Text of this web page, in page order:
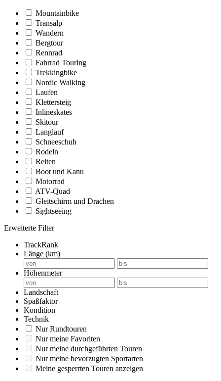
Mountainbike
Transalp
Wandern
Bergtour
Rennrad
Fahrrad Touring
Trekkingbike
Nordic Walking
Laufen
Klettersteig
Inlineskates
Skitour
Langlauf
Schneeschuh
Rodeln
Reiten
Boot und Kanu
Motorrad
ATV-Quad
Gleitschirm und Drachen
Sightseeing
Erweiterte Filter
TrackRank
Länge (km)
Höhenmeter
Landschaft
Spaßfaktor
Kondition
Technik
Nur Rundtouren
Nur meine Favoriten
Nur meine durchgeführten Touren
Nur meine bevorzugten Sportarten
Meine gesperrten Touren anzeigen